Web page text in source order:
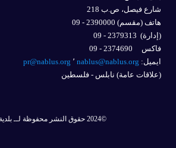
شارع فيصل، ص.ب 218
هاتف (مقسم) 2390000 - 09
(إدارة)
فاكس 2374690 - 09
ايميل: nablus@nablus.org
pr@nablus.org
(علاقات عامة) نابلس - فلسطين
©2024 حقوق النشر محفوظة لــ بلدية نابلس